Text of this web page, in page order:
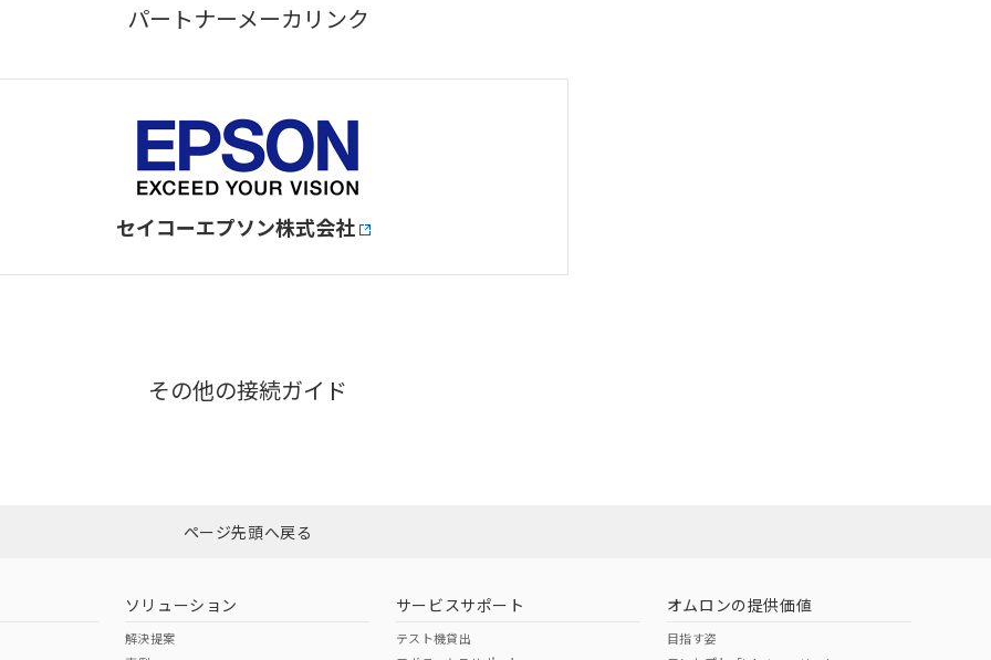
パートナーメーカリンク
セイコーエプソン株式会社
その他の接続ガイド
ページ先頭へ戻る
ソリューション
解決提案
サービスサポート
テスト機貸出
オムロンの提供価値
目指す姿